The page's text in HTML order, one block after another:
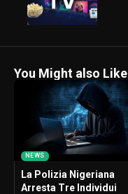
You Might also Like
NEWS
La Polizia Nigeriana
Arresta Tre Individui